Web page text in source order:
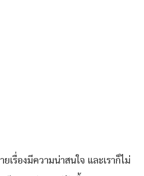
เรื่องมีความน่าสนใจ และเราก็ไม่